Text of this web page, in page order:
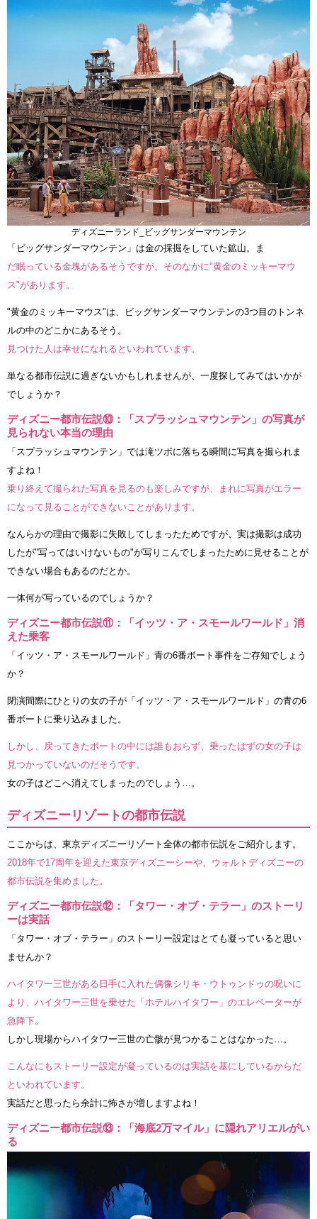
ディズニーランド_ビッグサンダーマウンテン
「ビッグサンダーマウンテン」は金の採掘をしていた鉱山。ま
だ眠っている金塊があるそうですが、そのなかに"黄金のミッキーマウ
ス"があります。
"黄金のミッキーマウス"は、ビッグサンダーマウンテンの3つ目のトンネ
ルの中のどこかにあるそう。
見つけた人は幸せになれるといわれています。
単なる都市伝説に過ぎないかもしれませんが、一度探してみてはいかが
でしょうか？
ディズニー都市伝説⑩：「スプラッシュマウンテン」の写真が
見られない本当の理由
「スプラッシュマウンテン」では滝ツボに落ちる瞬間に写真を撮られま
すよね！
乗り終えて撮られた写真を見るのも楽しみですが、まれに写真がエラー
になって見ることができないことがあります。
なんらかの理由で撮影に失敗してしまったためですが、実は撮影は成功
したが"写ってはいけないもの"が写りこんでしまったために見せることが
できない場合もあるのだとか。
一体何が写っているのでしょうか？
ディズニー都市伝説⑪：「イッツ・ア・スモールワールド」消
えた乗客
「イッツ・ア・スモールワールド」青の6番ボート事件をご存知でしょう
か？
閉演間際にひとりの女の子が「イッツ・ア・スモールワールド」の青の6
番ボートに乗り込みました。
しかし、戻ってきたボートの中には誰もおらず、乗ったはずの女の子は
見つかっていないのだそうです。
女の子はどこへ消えてしまったのでしょう…。
ディズニーリゾートの都市伝説
ここからは、東京ディズニーリゾート全体の都市伝説をご紹介します。
2018年で17周年を迎えた東京ディズニーシーや、ウォルトディズニーの
都市伝説を集めました。
ディズニー都市伝説⑫：「タワー・オブ・テラー」のストーリ
ーは実話
「タワー・オブ・テラー」のストーリー設定はとても凝っていると思い
ませんか？
ハイタワー三世がある日手に入れた偶像シリキ・ウトゥンドゥの呪いに
より、ハイタワー三世を乗せた「ホテルハイタワー」のエレベーターが
急降下。
しかし現場からハイタワー三世の亡骸が見つかることはなかった…。
こんなにもストーリー設定が凝っているのは実話を基にしているからだ
といわれています。
実話だと思ったら余計に怖さが増しますよね！
ディズニー都市伝説⑬：「海底2万マイル」に隠れアリエルがい
る